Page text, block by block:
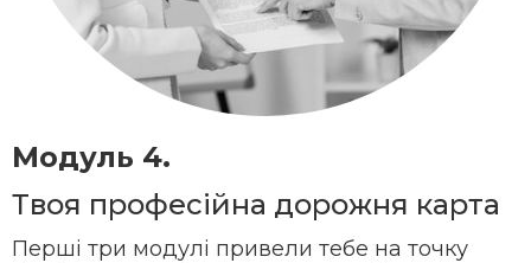
Модуль 4.
Твоя професійна дорожня карта
Перші три модулі привели тебе на точку